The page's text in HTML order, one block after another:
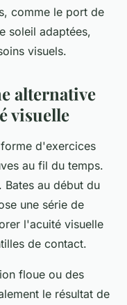
comme le port de
soleil adaptées,
visuels.
alternative
visuelle
d'exercices
au fil du temps.
au début du
une série de
l'acuité visuelle
de contact.
floue ou des
le résultat de